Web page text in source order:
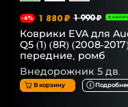
-6% 1 880 ₽ 1 990 ₽ В
Коврики EVA для
Q5 (1) (8R) (2008-
передние, ромб
Внедорожник 5 дв.
В корзину